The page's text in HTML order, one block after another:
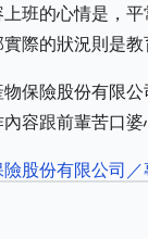
班的心情是，
際的狀況則是教
保險股份有限
容跟前輩苦口婆
股份有限公司／